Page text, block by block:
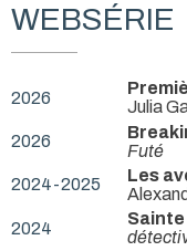
WEBSÉRIE
2026
Julia
2026
Futé
2024-2025
Les
2024